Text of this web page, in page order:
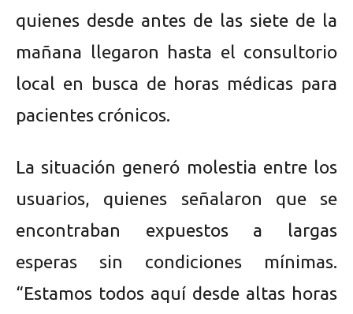
quienes desde antes de las siete de la
mañana llegaron hasta el consultorio
local en busca de horas médicas para
pacientes crónicos.
La situación generó molestia entre los
usuarios, quienes señalaron que se
encontraban expuestos a largas
esperas sin condiciones mínimas.
“Estamos todos aquí desde altas horas